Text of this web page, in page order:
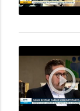
play_circle_outline